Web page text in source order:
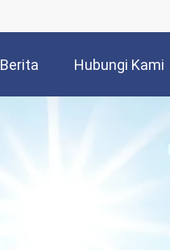
Berita Hubungi Kami